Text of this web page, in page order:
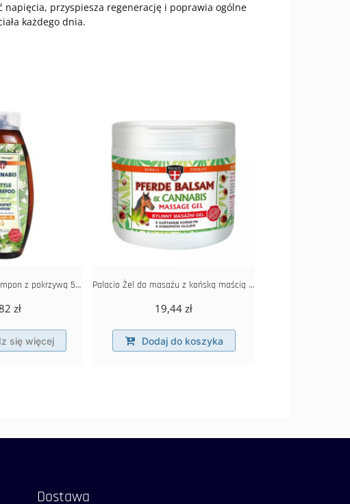
napięcia, przyspiesza regenerację i poprawia ogólne
każdego dnia.
Palacio Konopny szampon z pokrzywą 500ml
zł
się więcej
Palacio Żel do masażu z końską maścią 600 ml
19,44zł
Dodaj do koszyka
Dostawa